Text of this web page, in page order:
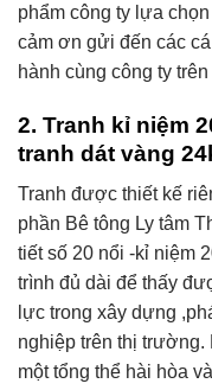
phẩm công ty lựa
cảm ơn gửi đến các
hành cùng công ty
2. Tranh kỉ niệm
tranh dát vàng
Tranh được thiết kế
phần Bê tông Ly tâm
tiết số 20 nổi -kỉ niệm
trình đủ dài để thấy
lực trong xây dựng
nghiệp trên thị trường.
một tổng thể hài hòa